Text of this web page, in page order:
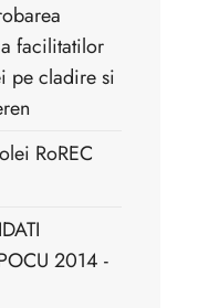
facilitatilor
pe cladire si
RoREC
2014 -